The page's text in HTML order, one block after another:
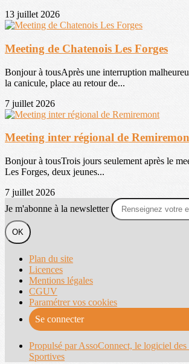
13 juillet 2026
Meeting de Chatenois Les Forges
Bonjour à tousAprès une interruption
la canicule, place au retour de...
7 juillet 2026
Meeting inter régional de
Bonjour à tousTrois jours seulement après le
Les Forges, deux jeunes...
7 juillet 2026
Je m'abonne à la newsletter
OK
Plan du site
Licences
Mentions légales
CGUV
Paramétrer vos cookies
Se connecter
Propulsé par AssoConnect, le logiciel des
Sportives